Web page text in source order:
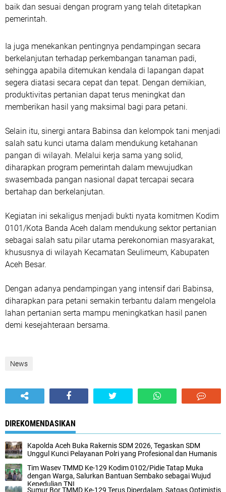
baik dan sesuai dengan program yang telah ditetapkan
pemerintah.
Ia juga menekankan pentingnya pendampingan secara
berkelanjutan terhadap perkembangan tanaman padi,
sehingga apabila ditemukan kendala di lapangan dapat
segera diatasi secara cepat dan tepat. Dengan demikian,
produktivitas pertanian dapat terus meningkat dan
memberikan hasil yang maksimal bagi para petani.
Selain itu, sinergi antara Babinsa dan kelompok tani menjadi
salah satu kunci utama dalam mendukung ketahanan
pangan di wilayah. Melalui kerja sama yang solid,
diharapkan program pemerintah dalam mewujudkan
swasembada pangan nasional dapat tercapai secara
bertahap dan berkelanjutan.
Kegiatan ini sekaligus menjadi bukti nyata komitmen Kodim
0101/Kota Banda Aceh dalam mendukung sektor pertanian
sebagai salah satu pilar utama perekonomian masyarakat,
khususnya di wilayah Kecamatan Seulimeum, Kabupaten
Aceh Besar.
Dengan adanya pendampingan yang intensif dari Babinsa,
diharapkan para petani semakin terbantu dalam mengelola
lahan pertanian serta mampu meningkatkan hasil panen
demi kesejahteraan bersama.
News
DIREKOMENDASIKAN
Kapolda Aceh Buka Rakernis SDM 2026, Tegaskan SDM
Unggul Kunci Pelayanan Polri yang Profesional dan Humanis
Tim Wasev TMMD Ke-129 Kodim 0102/Pidie Tatap Muka
dengan Warga, Salurkan Bantuan Sembako sebagai Wujud
Kepedulian TNI
Sumur Bor TMMD Ke-129 Terus Diperdalam, Satgas Optimistis